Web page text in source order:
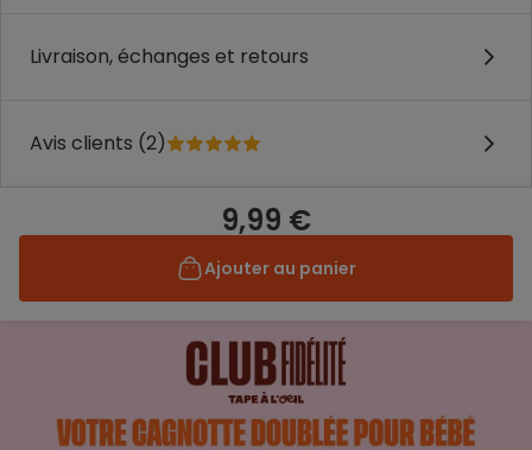
Livraison, échanges et retours
Avis clients (2)
9,99 €
Ajouter au panier